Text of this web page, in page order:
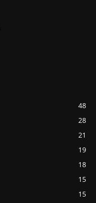
48
28
21
19
18
15
15